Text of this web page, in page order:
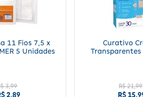
necessário após atividades físicas
11 Fios 7,5 x
5 Unidades
3,99
2,89
Curativo
Transparentes
R$ 21,99
R$15,